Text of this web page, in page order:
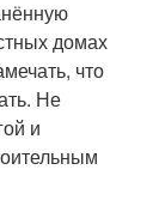
домах
что
Не
и